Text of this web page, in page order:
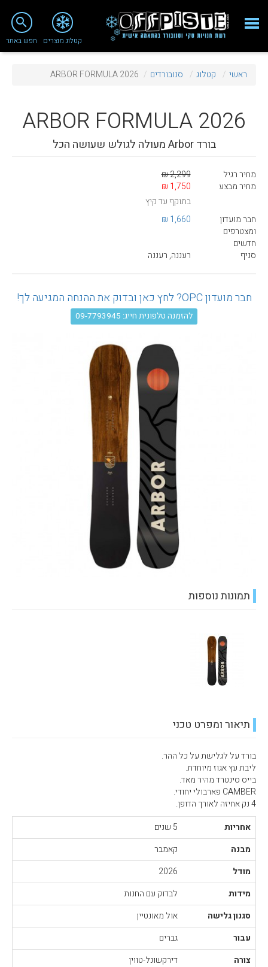
close
ציוד סנובורד
מאמרים
מועדון לקוחות
TeamOPC
עגלת קניות
קטלוג מוצרים
search
חפש באתר
ראשי קטלוג סנובורדים ARBOR FORMULA 2026
תמונות נוספות
ARBOR FORMULA 2026
בורד Arbor מעולה לגולש שעושה הכל
מחיר רגיל
2,299 ₪
מחיר מבצע
1,750 ₪
בתוקף עד קיץ
חבר מועדון
ומצטרפים
חדשים
1,660 ₪
סניף רעננה, רעננה
חבר מועדון OPC? לחץ כאן ובדוק את ההנחה המגיעה לך!
להזמנה טלפונית חייג: 09-7793945
תיאור ומפרט טכני
בורד על לגלישת על כל ההר.
ליבת עץ אגוז מיוחדת.
בייס סינטרד מהיר מאד.
CAMBER פארבולי יחודי.
4 נק אחיזה לאורך הדופן.
אחריות
5 שנים
מבנה
קאמבר
מודל
2026
מידות
לבדוק עם החנות
סגנון גלישה
אול מאונטיין
עבור
גברים
צורה
דירקשונל-טווין